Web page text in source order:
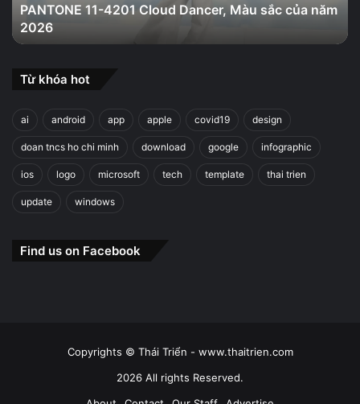
năm
2026
PANTONE 11-4201 Cloud Dancer, Màu sắc của năm
2026
Từ khóa hot
ai android app apple covid19 design
doan tncs ho chi minh download google infographic
ios logo microsoft tech template thai trien
update windows
Find us on Facebook
Copyrights © Thái Triển - www.thaitrien.com
2026 All rights Reserved.